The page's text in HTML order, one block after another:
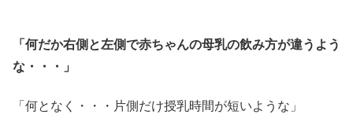
「何だか右側と左側で赤ちゃんの母乳の飲み方が違うよう
な・・・」
「何となく・・・片側だけ授乳時間が短いような」